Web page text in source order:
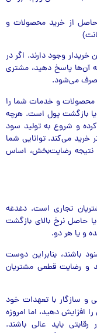
حاصل از خرید محصولات و
وجود دارند. اگر در
آن‌ها پاسخ دهید، مشتری
می‌شود.
محصولات و خدمات شما را
یا بازگشت پول است. هر‌چه
و شروع به تولید سود
می‌کند. توانایی شما
نتیجه رضایت‌بخش، اساس
تجاری است. دغدغه
نرخ بالای بازگشت
و یا هر دو.
باشند، بنابراین دوست
و رضایت قطعی مشتریان
سازگار با تعهدات خود
افزایش دهید، اما امروزه
باید عالی باشند.